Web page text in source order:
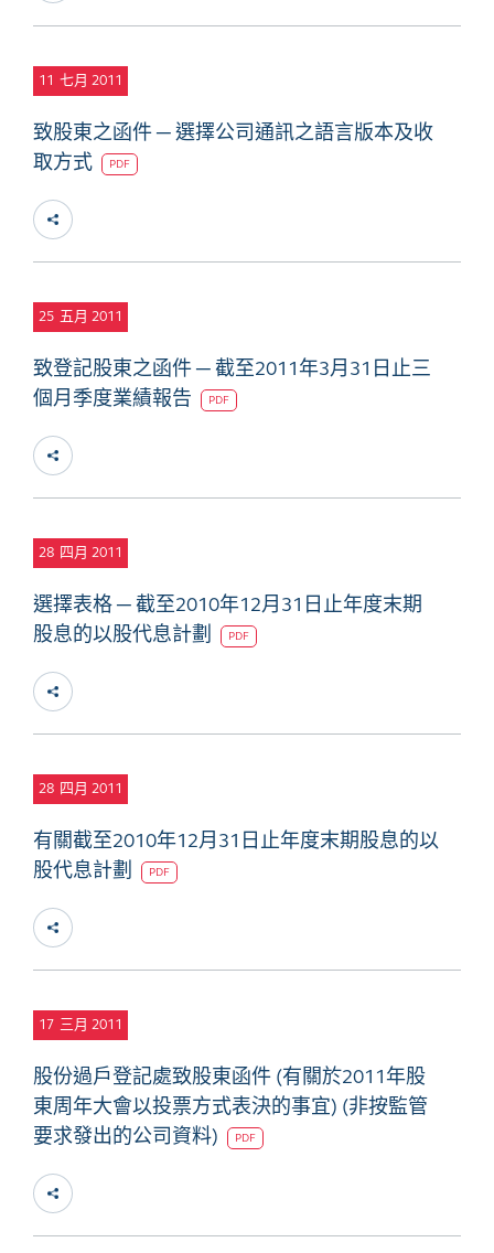
11 七月 2011
致股東之函件 ─ 選擇公司通訊之語言版本及收
取方式
PDF
25 五月 2011
致登記股東之函件 ─ 截至2011年3月31日止三
個月季度業績報告
PDF
28 四月 2011
選擇表格 ─ 截至2010年12月31日止年度末期
股息的以股代息計劃
PDF
28 四月 2011
有關截至2010年12月31日止年度末期股息的以
股代息計劃
PDF
17 三月 2011
股份過戶登記處致股東函件 (有關於2011年股
東周年大會以投票方式表決的事宜) (非按監管
要求發出的公司資料)
PDF